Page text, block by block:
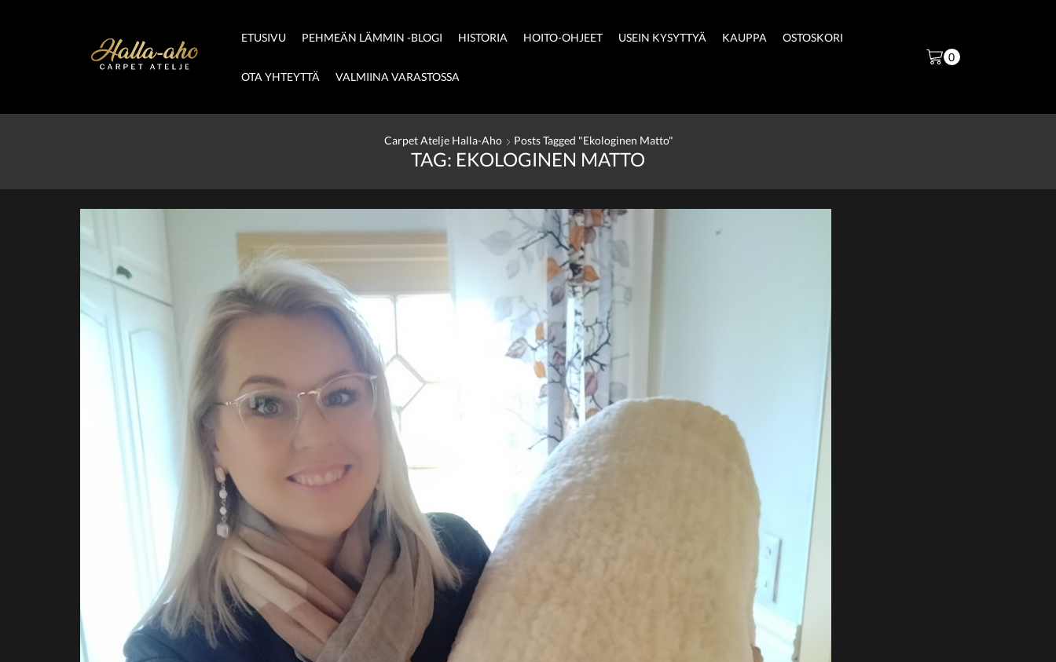
ETUSIVU PEHMEÄN LÄMMIN -BLOGI HISTORIA HOITO-OHJEET USEIN KYSYTTYÄ KAUPPA OSTOSKORI
OTA YHTEYTTÄ VALMIINA VARASTOSSA
0
Carpet Atelje Halla-Aho Posts Tagged "ekologinen Matto"
TAG: EKOLOGINEN MATTO